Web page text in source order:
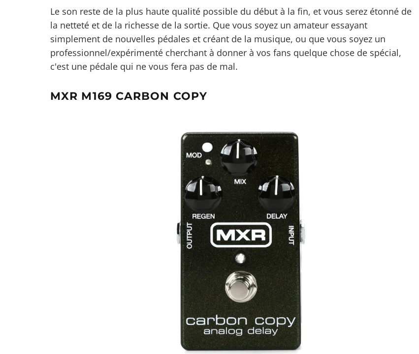
Le son reste de la plus haute qualité possible du début à la fin, et vous serez étonné de
la netteté et de la richesse de la sortie. Que vous soyez un amateur essayant
simplement de nouvelles pédales et créant de la musique, ou que vous soyez un
professionnel/expérimenté cherchant à donner à vos fans quelque chose de spécial,
c'est une pédale qui ne vous fera pas de mal.
MXR M169 CARBON COPY